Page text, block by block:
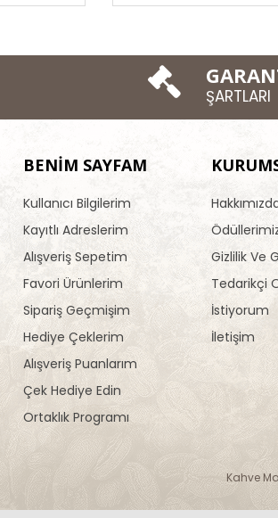
ŞARTLARI
BENİM SAYFAM
Kullanıcı Bilgilerim
Kayıtlı Adreslerim
Alışveriş Sepetim
Favori Ürünlerim
Sipariş Geçmişim
Hediye Çeklerim
Alışveriş Puanlarım
Çek Hediye Edin
Ortaklık Programı
Gizlilik Ve
Tedarikçi
İstiyorum
İletişim
Kahve